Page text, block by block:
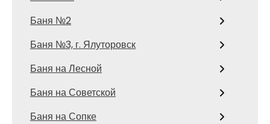
Баня №2
Баня №3, г. Ялуторовск
Баня на Лесной
Баня на Советской
Баня на Сопке